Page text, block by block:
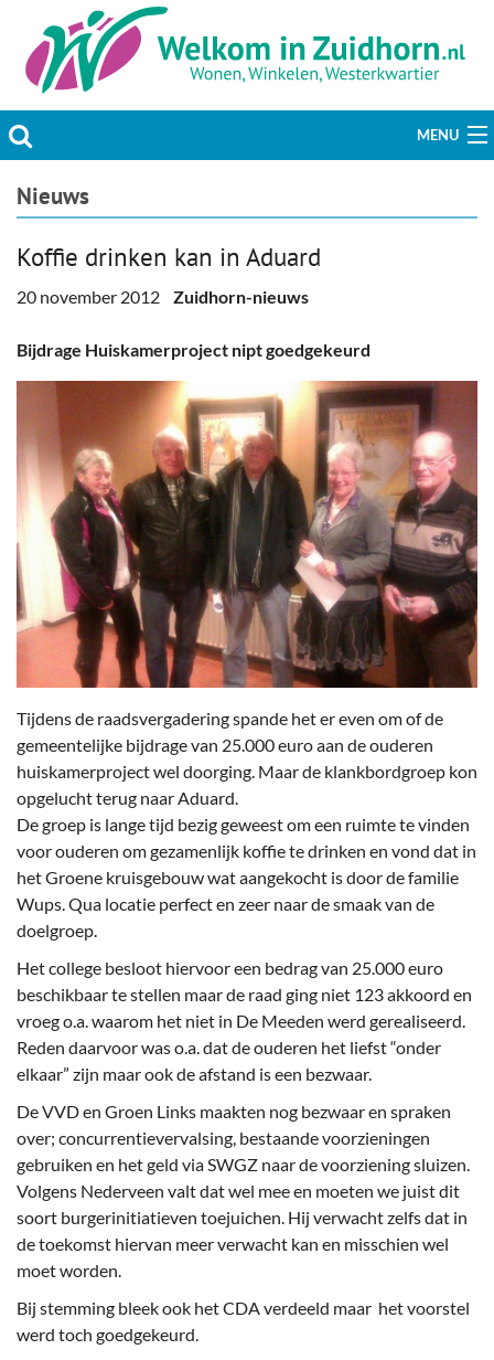
MENU
Actueel
Welzijn & Maatschappij
Bedrijven
Prikbord & Aanbiedingen
Plaats bericht
Nieuws
Koffie drinken kan in Aduard
20 november 2012 Zuidhorn-nieuws
Bijdrage Huiskamerproject nipt goedgekeurd
Tijdens de raadsvergadering spande het er even om of de
gemeentelijke bijdrage van 25.000 euro aan de ouderen
huiskamerproject wel doorging. Maar de klankbordgroep kon
opgelucht terug naar Aduard.
De groep is lange tijd bezig geweest om een ruimte te vinden
voor ouderen om gezamenlijk koffie te drinken en vond dat in
het Groene kruisgebouw wat aangekocht is door de familie
Wups. Qua locatie perfect en zeer naar de smaak van de
doelgroep.
Het college besloot hiervoor een bedrag van 25.000 euro
beschikbaar te stellen maar de raad ging niet 123 akkoord en
vroeg o.a. waarom het niet in De Meeden werd gerealiseerd.
Reden daarvoor was o.a. dat de ouderen het liefst “onder
elkaar” zijn maar ook de afstand is een bezwaar.
De VVD en Groen Links maakten nog bezwaar en spraken
over; concurrentievervalsing, bestaande voorzieningen
gebruiken en het geld via SWGZ naar de voorziening sluizen.
Volgens Nederveen valt dat wel mee en moeten we juist dit
soort burgerinitiatieven toejuichen. Hij verwacht zelfs dat in
de toekomst hiervan meer verwacht kan en misschien wel
moet worden.
Bij stemming bleek ook het CDA verdeeld maar het voorstel
werd toch goedgekeurd.